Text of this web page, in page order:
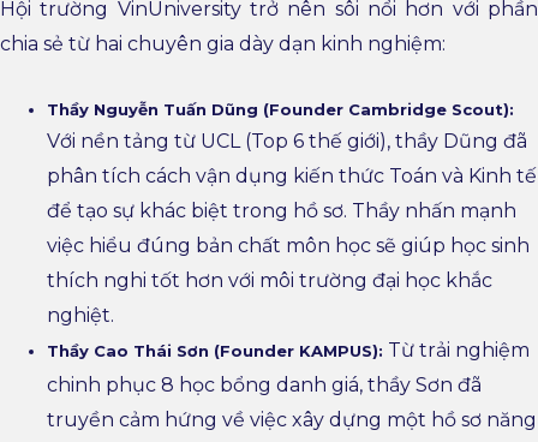
Hội trường VinUniversity trở nên sôi nổi hơn với phần
chia sẻ từ hai chuyên gia dày dạn kinh nghiệm:
Thầy Nguyễn Tuấn Dũng (Founder Cambridge Scout):
Với nền tảng từ UCL (Top 6 thế giới), thầy Dũng đã
phân tích cách vận dụng kiến thức Toán và Kinh tế
để tạo sự khác biệt trong hồ sơ. Thầy nhấn mạnh
việc hiểu đúng bản chất môn học sẽ giúp học sinh
thích nghi tốt hơn với môi trường đại học khắc
nghiệt.
Thầy Cao Thái Sơn (Founder KAMPUS): Từ trải nghiệm
chinh phục 8 học bổng danh giá, thầy Sơn đã
truyền cảm hứng về việc xây dựng một hồ sơ năng